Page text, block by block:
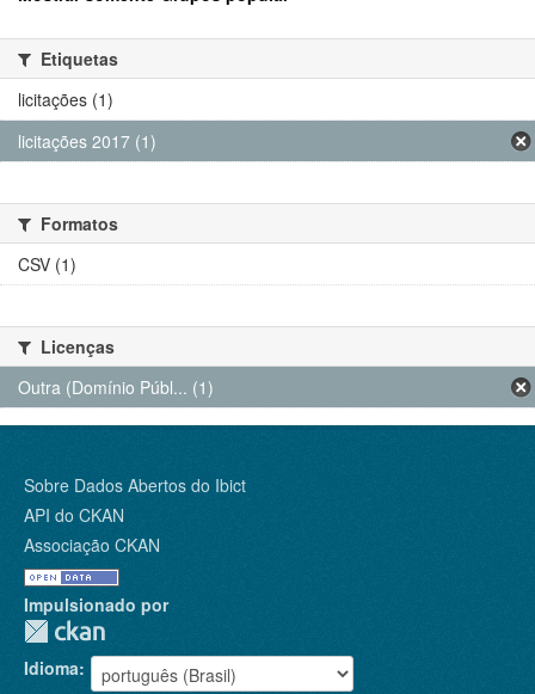
Etiquetas
licitações (1)
licitações 2017 (1)
Formatos
CSV (1)
Licenças
Outra (Domínio Públ... (1)
Sobre Dados Abertos do Ibict
API do CKAN
Associação CKAN
Impulsionado por
Idioma